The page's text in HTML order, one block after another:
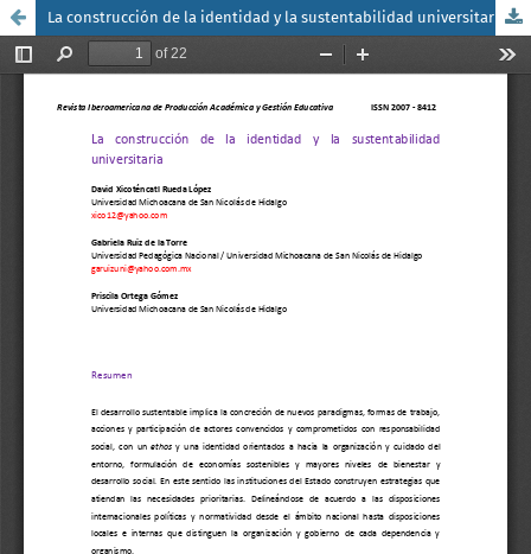
La construcción de la identidad y la sustentabilidad universitaria